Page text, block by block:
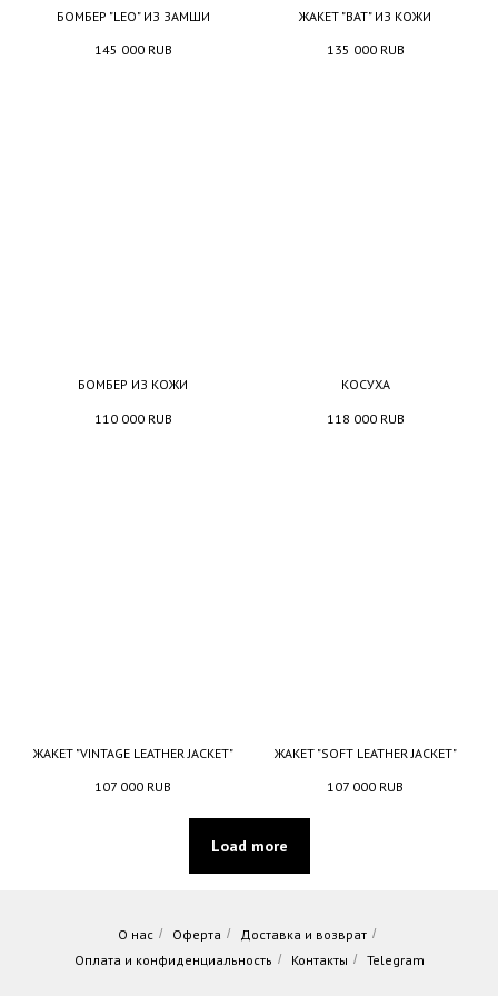
БОМБЕР "LEO" ИЗ ЗАМШИ
145 000 RUB
ЖАКЕТ "BAT" ИЗ КОЖИ
135 000 RUB
БОМБЕР ИЗ КОЖИ
110 000 RUB
КОСУХА
118 000 RUB
ЖАКЕТ "VINTAGE LEATHER JACKET"
107 000 RUB
ЖАКЕТ "SOFT LEATHER JACKET"
107 000 RUB
Load more
О нас / Оферта / Доставка и возврат /
Оплата и конфиденциальность / Контакты / Telegram